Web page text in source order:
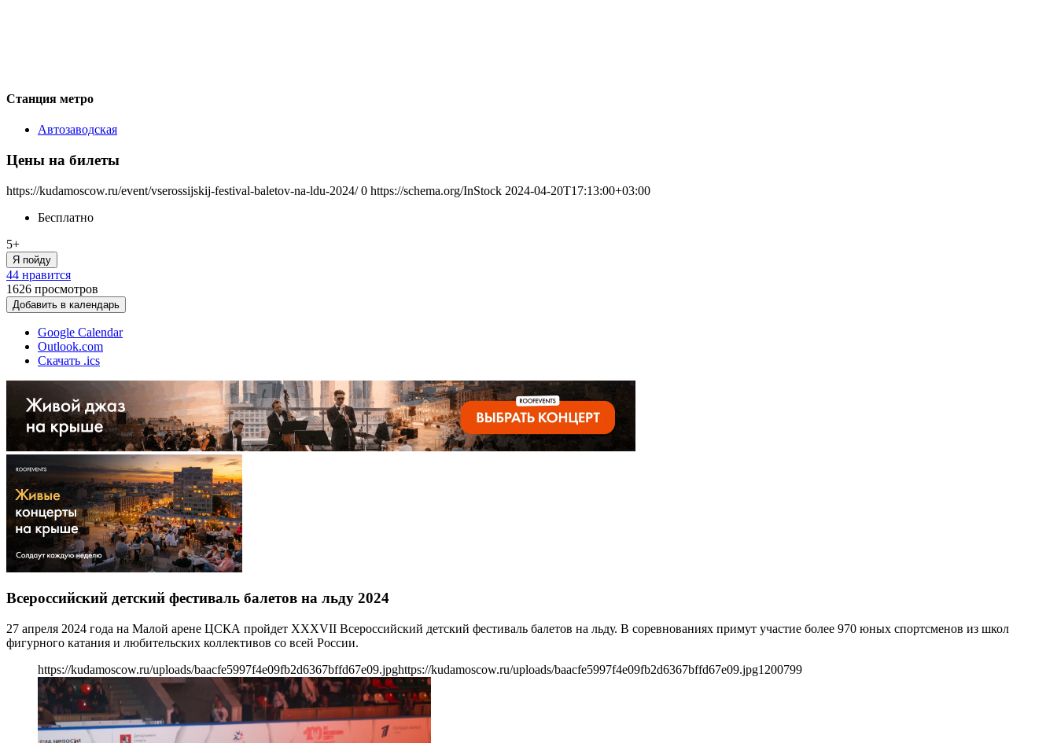
Станция метро
Автозаводская
Цены на билеты
https://kudamoscow.ru/event/vserossijskij-festival-baletov-na-ldu-2024/ 0 https://schema.org/InStock 2024-04-20T17:13:00+03:00
Бесплатно
5+
Я пойду
44 нравится
1626 просмотров
Добавить в календарь
Google Calendar
Outlook.com
Скачать .ics
Всероссийский детский фестиваль балетов на льду 2024
27 апреля 2024 года на Малой арене ЦСКА пройдет XXXVII Всероссийский детский фестиваль балетов на льду. В соревнованиях примут участие более 970 юных спортсменов из школ
фигурного катания и любительских коллективов со всей России.
https://kudamoscow.ru/uploads/baacfe5997f4e09fb2d6367bffd67e09.jpghttps://kudamoscow.ru/uploads/baacfe5997f4e09fb2d6367bffd67e09.jpg1200799